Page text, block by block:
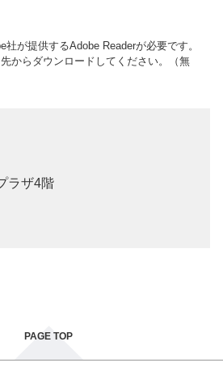
が提供するAdobe Readerが必要です。
からダウンロードしてください。（無
ラザ4階
PAGE TOP